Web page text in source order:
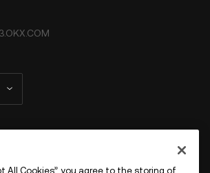
All Cookies”, you agree to the storing of